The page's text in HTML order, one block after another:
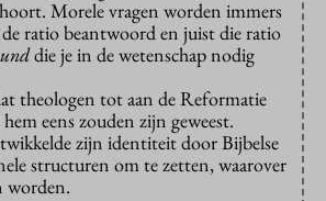
Morele vragen worden immers
ratio beantwoord en juist die ratio
die je in de wetenschap nodig
theologen tot aan de Reformatie
eens zouden zijn geweest.
zijn identiteit door Bijbelse
structuren om te zetten, waarover
worden.